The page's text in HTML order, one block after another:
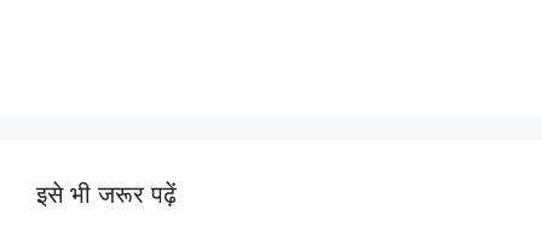
इसे भी जरूर पढ़ें